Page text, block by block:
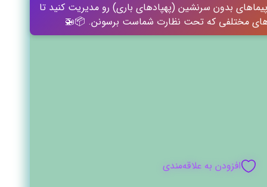
بدون سرنشین (پهپادهای باری) رو مدیریت کنید تا
مختلفی که تحت نظارت شماست برسونن. 📦🚁
افزودن به علاقه‌مندی